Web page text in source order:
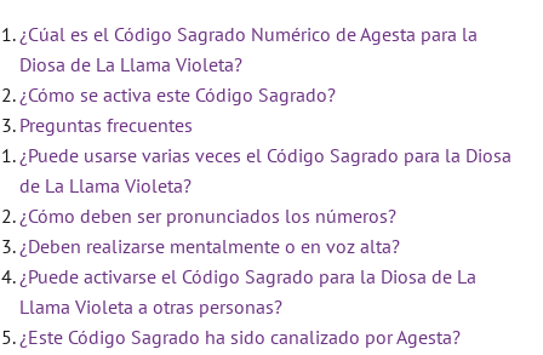
¿Cúal es el Código Sagrado Numérico de Agesta para la
Diosa de La Llama Violeta?
¿Cómo se activa este Código Sagrado?
Preguntas frecuentes
¿Puede usarse varias veces el Código Sagrado para la Diosa
de La Llama Violeta?
¿Cómo deben ser pronunciados los números?
¿Deben realizarse mentalmente o en voz alta?
¿Puede activarse el Código Sagrado para la Diosa de La
Llama Violeta a otras personas?
¿Este Código Sagrado ha sido canalizado por Agesta?